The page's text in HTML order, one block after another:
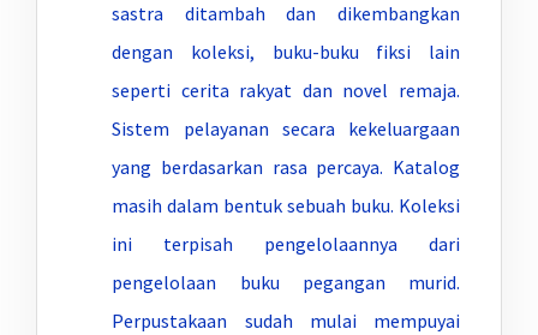
sastra ditambah dan dikembangkan
dengan koleksi, buku-buku fiksi lain
seperti cerita rakyat dan novel remaja.
Sistem pelayanan secara kekeluargaan
yang berdasarkan rasa percaya. Katalog
masih dalam bentuk sebuah buku. Koleksi
ini terpisah pengelolaannya dari
pengelolaan buku pegangan murid.
Perpustakaan sudah mulai mempuyai